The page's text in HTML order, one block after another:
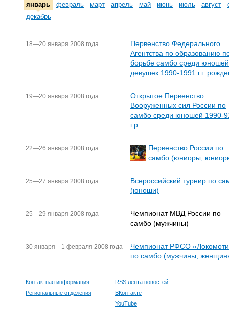
январь февраль март апрель май июнь июль август
декабрь
18—20 января 2008 года
Первенство Федерального
Агентства по образованию
борьбе самбо среди
девушек 1990-1991 г.г.
19—20 января 2008 года
Открытое Первенство
Вооруженных сил России по
самбо среди юношей 1990-
г.р.
22—26 января 2008 года
Первенство России по
самбо (юниоры,
25—27 января 2008 года
Всероссийский турнир по
(юноши)
25—29 января 2008 года
Чемпионат МВД России по
самбо (мужчины)
30 января—1 февраля 2008 года
Чемпионат РФСО
по самбо (мужчины,
Контактная информация
Региональные отделения
RSS лента новостей
ВКонтакте
YouTube